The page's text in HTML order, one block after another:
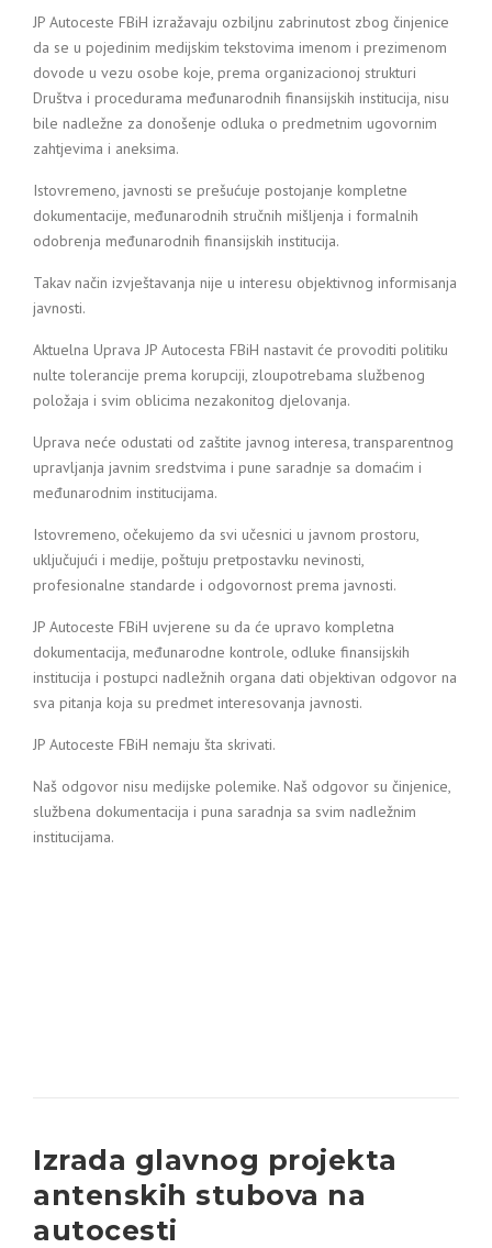
JP Autoceste FBiH izražavaju ozbiljnu zabrinutost zbog činjenice
da se u pojedinim medijskim tekstovima imenom i prezimenom
dovode u vezu osobe koje, prema organizacionoj strukturi
Društva i procedurama međunarodnih finansijskih institucija, nisu
bile nadležne za donošenje odluka o predmetnim ugovornim
zahtjevima i aneksima.
Istovremeno, javnosti se prešućuje postojanje kompletne
dokumentacije, međunarodnih stručnih mišljenja i formalnih
odobrenja međunarodnih finansijskih institucija.
Takav način izvještavanja nije u interesu objektivnog informisanja
javnosti.
Aktuelna Uprava JP Autocesta FBiH nastavit će provoditi politiku
nulte tolerancije prema korupciji, zloupotrebama službenog
položaja i svim oblicima nezakonitog djelovanja.
Uprava neće odustati od zaštite javnog interesa, transparentnog
upravljanja javnim sredstvima i pune saradnje sa domaćim i
međunarodnim institucijama.
Istovremeno, očekujemo da svi učesnici u javnom prostoru,
uključujući i medije, poštuju pretpostavku nevinosti,
profesionalne standarde i odgovornost prema javnosti.
JP Autoceste FBiH uvjerene su da će upravo kompletna
dokumentacija, međunarodne kontrole, odluke finansijskih
institucija i postupci nadležnih organa dati objektivan odgovor na
sva pitanja koja su predmet interesovanja javnosti.
JP Autoceste FBiH nemaju šta skrivati.
Naš odgovor nisu medijske polemike. Naš odgovor su činjenice,
službena dokumentacija i puna saradnja sa svim nadležnim
institucijama.
Izrada glavnog projekta
antenskih stubova na
autocesti